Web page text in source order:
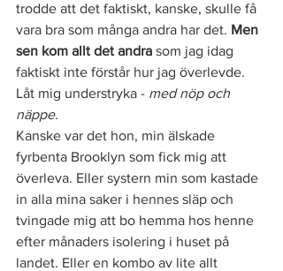
trodde att det faktiskt, kanske, skulle få
vara bra som många andra har det. Men
sen kom allt det andra som jag idag
faktiskt inte förstår hur jag överlevde.
Låt mig understryka - med nöp och
näppe.
Kanske var det hon, min älskade
fyrbenta Brooklyn som fick mig att
överleva. Eller systern min som kastade
in alla mina saker i hennes släp och
tvingade mig att bo hemma hos henne
efter månaders isolering i huset på
landet. Eller en kombo av lite allt